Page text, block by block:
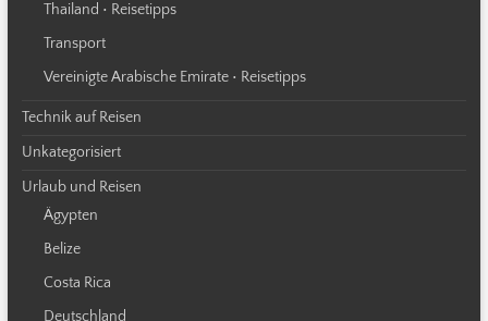
Thailand • Reisetipps
Transport
Vereinigte Arabische Emirate • Reisetipps
Technik auf Reisen
Unkategorisiert
Urlaub und Reisen
Ägypten
Belize
Costa Rica
Deutschland